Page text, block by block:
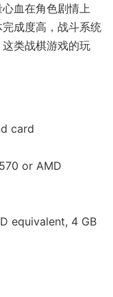
血在角色剧情上
成度高，战斗系统
类战棋游戏的玩
card
or AMD
equivalent, 4 GB